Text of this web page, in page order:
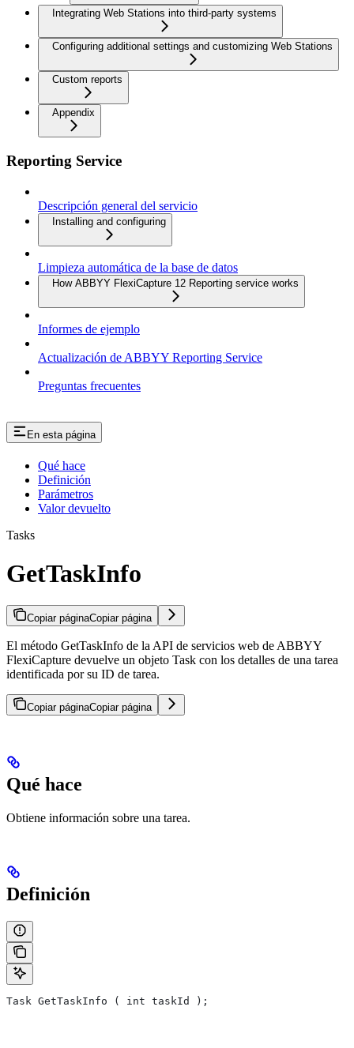
Integrating Web Stations into third-party systems
Configuring additional settings and customizing Web Stations
Custom reports
Appendix
Reporting Service
Descripción general del servicio
Installing and configuring
Limpieza automática de la base de datos
How ABBYY FlexiCapture 12 Reporting service works
Informes de ejemplo
Actualización de ABBYY Reporting Service
Preguntas frecuentes
En esta página
Qué hace
Definición
Parámetros
Valor devuelto
Tasks
GetTaskInfo
Copiar páginaCopiar página
El método GetTaskInfo de la API de servicios web de ABBYY
FlexiCapture devuelve un objeto Task con los detalles de una tarea
identificada por su ID de tarea.
Copiar páginaCopiar página
Qué hace
Obtiene información sobre una tarea.
Definición
Task GetTaskInfo ( int taskId );